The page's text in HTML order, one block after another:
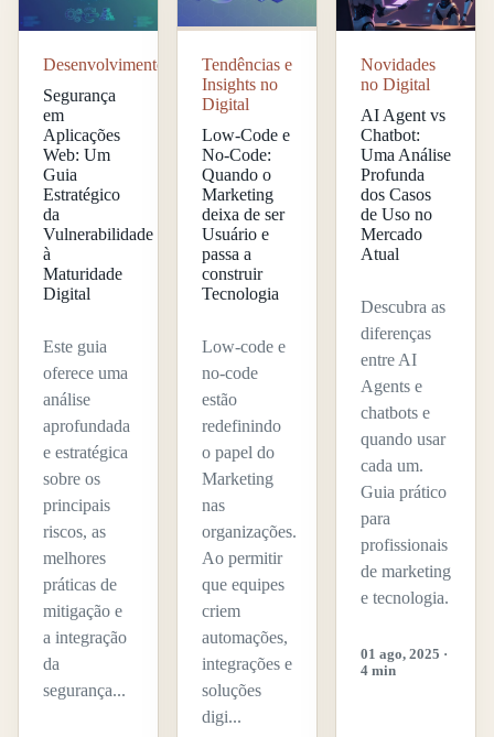
Desenvolvimento
Segurança
em
Aplicações
Web: Um
Guia
Estratégico
da
Vulnerabilidade
à
Maturidade
Digital
Este guia
oferece uma
análise
aprofundada
e estratégica
sobre os
principais
riscos, as
melhores
práticas de
mitigação e
a integração
da
segurança...
Tendências e
Insights no
Digital
Low-Code e
No-Code:
Quando o
Marketing
deixa de ser
Usuário e
passa a
construir
Tecnologia
Low-code e
no-code
estão
redefinindo
o papel do
Marketing
nas
organizações.
Ao permitir
que equipes
criem
automações,
integrações e
soluções
digi...
Novidades
no Digital
AI Agent vs
Chatbot:
Uma Análise
Profunda
dos Casos
de Uso no
Mercado
Atual
Descubra as
diferenças
entre AI
Agents e
chatbots e
quando usar
cada um.
Guia prático
para
profissionais
de marketing
e tecnologia.
01 ago, 2025 ·
4 min